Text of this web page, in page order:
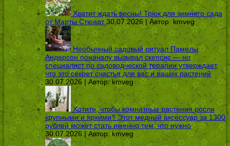
Хватит ждать весны! Трюк для зимнего сада
от Марты Стюарт 30.07.2026 | Автор: kmveg
Необычный садовый ритуал Памелы
Андерсон поначалу вызывал скепсис — но
специалист по садоводческой терапии утверждает,
что это секрет счастья для вас и ваших растений
30.07.2026 | Автор:kmveg
Хотите, чтобы комнатные растения росли
крупными и яркими? Этот медный аксессуар за 1300
рублей может стать именно тем, что нужно
30.07.2026 | Автор:kmveg